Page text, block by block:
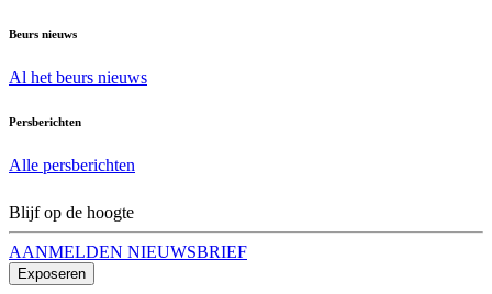
Beurs nieuws
Al het beurs nieuws
Persberichten
Alle persberichten
Blijf op de hoogte
AANMELDEN NIEUWSBRIEF
Exposeren